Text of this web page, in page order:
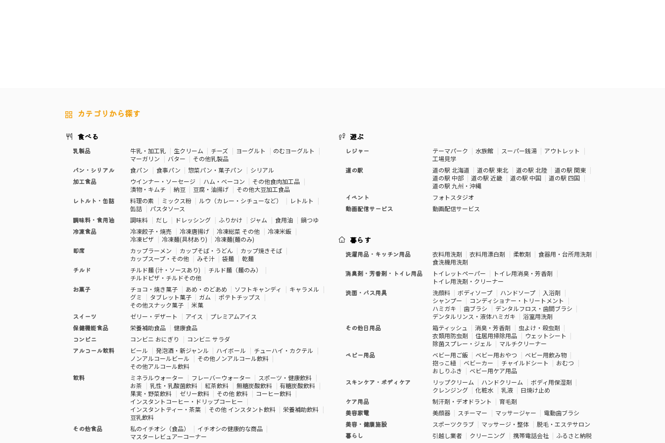
カテゴリから探す
食べる
乳製品 牛乳・加工乳 生クリーム チーズ ヨーグルト
のむヨーグルト
マーガリン
バター
その他乳製品
パン・シリアル
食パン 食事パン 惣菜パン・菓子パン
シリアル
加工食品
ウインナー・ソーセージ ハム・ベーコン
その他食肉加工品
漬物・キムチ
納豆 豆腐・油揚げ
その他大豆加工食品
レトルト・缶詰
料理の素 ミックス粉 ルウ（カレー・シチューなど）
レトルト
缶詰
パスタソース
調味料・食用油
調味料 だし ドレッシング ふりかけ ジャム 食用油
鍋つゆ
冷凍食品
冷凍餃子・焼売 冷凍唐揚げ 冷凍総菜 その他
冷凍米飯
冷凍ピザ
冷凍麺(具材あり)
冷凍麺(麺のみ)
即席
カップラーメン カップそば・うどん
カップ焼きそば
カップスープ・その他
みそ汁 袋麺
乾麺
チルド
チルド麺 (汁・ソースあり)
チルド麺（麺のみ）
チルドピザ・チルドその他
お菓子
チョコ・焼き菓子 あめ・のどあめ ソフトキャンディ
キャラメル
グミ
タブレット菓子 ガム
ポテトチップス
その他スナック菓子
米菓
スイーツ
ゼリー・デザート アイス
プレミアムアイス
保健機能食品
栄養補助食品
健康食品
コンビニ
コンビニ おにぎり
コンビニ サラダ
アルコール飲料
ビール 発泡酒・新ジャンル ハイボール
チューハイ・カクテル
ノンアルコールビール
その他ノンアルコール飲料
その他アルコール飲料
飲料
ミネラルウォーター フレーバーウォーター
スポーツ・健康飲料
お茶
乳性・乳酸菌飲料 紅茶飲料 無糖炭酸飲料
有糖炭酸飲料
果実・野菜飲料
ゼリー飲料 その他 飲料
コーヒー飲料
インスタントコーヒー・ドリップコーヒー
インスタントティー・茶葉
その他 インスタント飲料
栄養補助飲料
豆乳飲料
その他食品
私のイチオシ（食品）
イチオシの健康的な商品
マスターレビュアーコーナー
遊ぶ
レジャー テーマパーク 水族館 スーパー銭湯
アウトレット
工場見学
道の駅
道の駅 北海道 道の駅 東北 道の駅 北陸
道の駅 関東
道の駅 中部
道の駅 近畿 道の駅 中国
道の駅 四国
道の駅 九州・沖縄
イベント
フォトスタジオ
動画配信サービス
動画配信サービス
暮らす
洗濯用品・キッチン用品 衣料用洗剤 衣料用漂白剤 柔軟剤
食器用・台所用洗剤
食洗機用洗剤
消臭剤・芳香剤・トイレ用品
トイレットペーパー
トイレ用消臭・芳香剤
トイレ用洗剤・クリーナー
洗面・バス用具
洗顔料 ボディソープ ハンドソープ
入浴剤
シャンプー
コンディショナー・トリートメント
ハミガキ
歯ブラシ
デンタルフロス・歯間ブラシ
デンタルリンス・液体ハミガキ
浴室用洗剤
その他日用品
箱ティッシュ 消臭・芳香剤
虫よけ・殺虫剤
衣類用防虫剤
住居用掃除用品
ウェットシート
除菌スプレー・ジェル
マルチクリーナー
ベビー用品
ベビー用ご飯 ベビー用おやつ
ベビー用飲み物
抱っこ紐
ベビーカー チャイルドシート
おむつ
おしりふき
ベビー用ケア用品
スキンケア・ボディケア
リップクリーム ハンドクリーム
ボディ用保湿剤
クレンジング
化粧水 乳液
日焼け止め
ケア用品
制汗剤・デオドラント
育毛剤
美容家電
美顔器 スチーマー マッサージャー
電動歯ブラシ
美容・健康施設
スポーツクラブ マッサージ・整体
脱毛・エステサロン
暮らし
引越し業者 クリーニング 携帯電話会社
ふるさと納税